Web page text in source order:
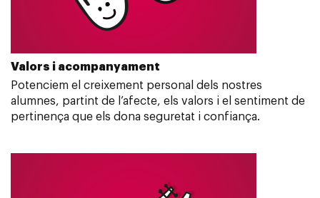
Valors i acompanyament
Potenciem el creixement personal dels nostres
alumnes, partint de l’afecte, els valors i el sentiment de
pertinença que els dona seguretat i confiança.